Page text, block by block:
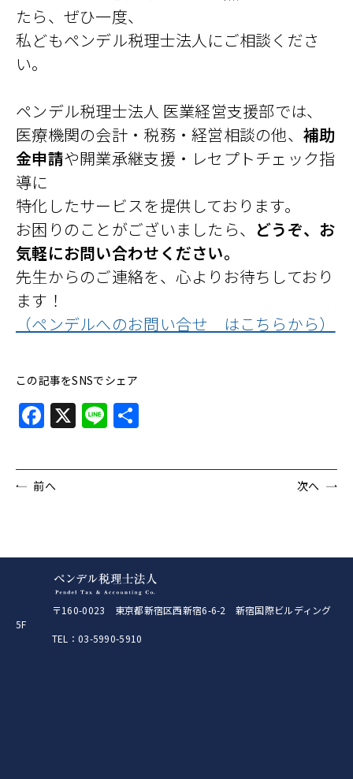
たら、ぜひ一度、
私どもペンデル税理士法人にご相談くださ
い。
ペンデル税理士法人 医業経営支援部では、
医療機関の会計・税務・経営相談の他、補助
金申請や開業承継支援・レセプトチェック指
導に
特化したサービスを提供しております。
お困りのことがございましたら、 どうぞ、お
気軽にお問い合わせください。
先生からのご連絡を、心よりお待ちしており
ます！
（ペンデルへのお問い合せ はこちらから）
この記事をSNSでシェア
Facebook
X Line
前へ 次へ
〒160-0023 東京都新宿区西新宿6-6-2 新宿国際ビルディング
5F
TEL：03-5990-5910